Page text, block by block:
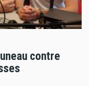
contre